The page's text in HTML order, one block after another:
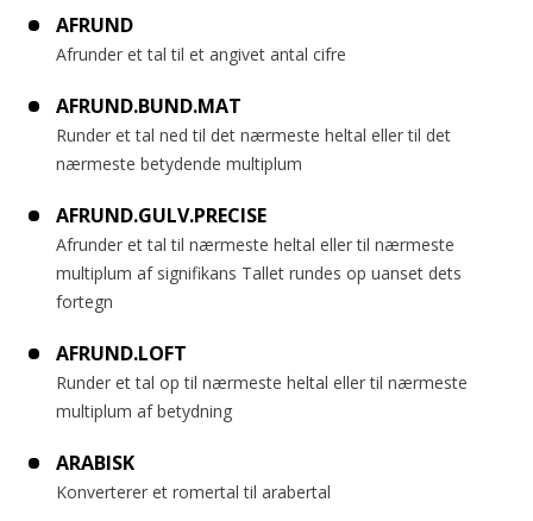
AFRUND
Afrunder et tal til et angivet antal cifre
AFRUND.BUND.MAT
Runder et tal ned til det nærmeste heltal eller til det
nærmeste betydende multiplum
AFRUND.GULV.PRECISE
Afrunder et tal til nærmeste heltal eller til nærmeste
multiplum af signifikans Tallet rundes op uanset dets
fortegn
AFRUND.LOFT
Runder et tal op til nærmeste heltal eller til nærmeste
multiplum af betydning
ARABISK
Konverterer et romertal til arabertal